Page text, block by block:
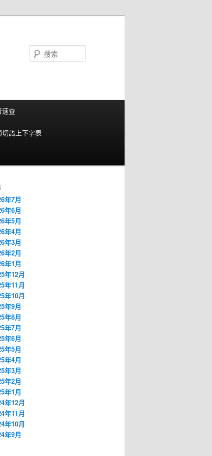
速查
切語上下字表
年7月
年6月
年5月
年4月
年3月
年2月
年1月
年12月
年11月
年10月
年9月
年8月
年7月
年6月
年5月
年4月
年3月
年2月
年1月
年12月
年11月
年10月
年9月